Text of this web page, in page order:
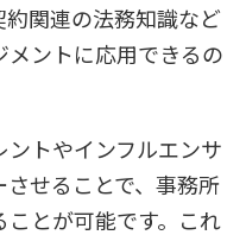
関連の法務知識など
ントに応用できるの
トやインフルエンサ
せることで、事務所
とが可能です。これ